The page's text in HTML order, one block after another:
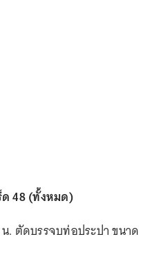
48 (ทั้งหมด)
. ตัดบรรจบท่อประปา ขนาด